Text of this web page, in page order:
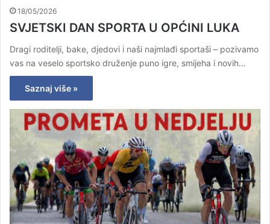
18/05/2026
SVJETSKI DAN SPORTA U OPĆINI LUKA
Dragi roditelji, bake, djedovi i naši najmlađi sportaši – pozivamo
vas na veselo sportsko druženje puno igre, smijeha i novih…
Saznaj više »